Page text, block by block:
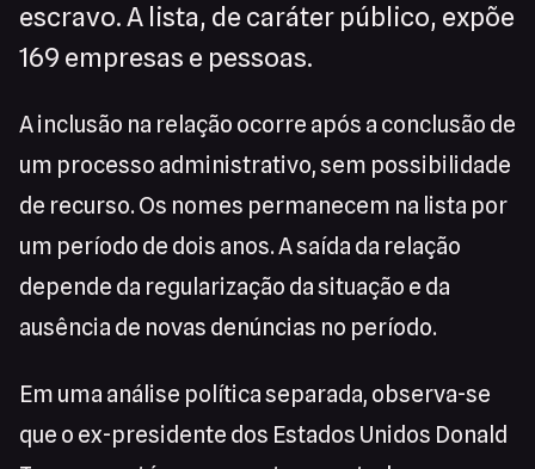
escravo. A lista, de caráter público, expõe
169 empresas e pessoas.
A inclusão na relação ocorre após a conclusão de
um processo administrativo, sem possibilidade
de recurso. Os nomes permanecem na lista por
um período de dois anos. A saída da relação
depende da regularização da situação e da
ausência de novas denúncias no período.
Em uma análise política separada, observa-se
que o ex-presidente dos Estados Unidos Donald